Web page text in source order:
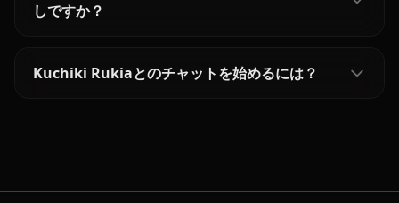
しですか？
Kuchiki Rukiaとのチャットを始めるには？